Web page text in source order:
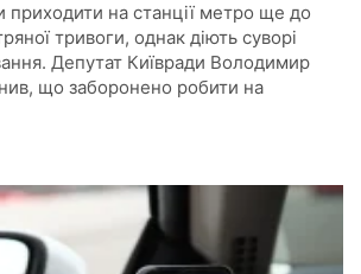
приходити на станції метро ще до
тривоги, однак діють суворі
Депутат Київради Володимир
що заборонено робити на